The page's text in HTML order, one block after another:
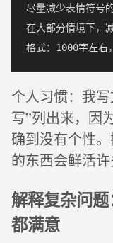
尽量减少表情符号
在大部分情境下，
个人习惯：我
写”列出来，因
确到没有个性
的东西会鲜活许
解释复杂问
都满意